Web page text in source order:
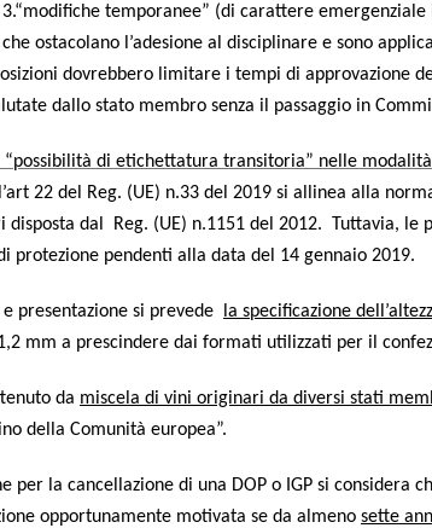
tem­po­ra­nee” (di carat­te­re
osta­co­la­no l’adesione al disci­pli­na­re e sono
dovreb­be­ro limi­ta­re i tem­pi di appro­va­zio­ne
dal­lo sta­to mem­bro sen­za il pas­sag­gio in
“pos­si­bi­li­tà di eti­chet­ta­tu­ra tran­si­to­ria” nel­le
22 del Reg. (UE) n.33 del 2019 si alli­nea alla
dal Reg. (UE) n.1151 del 2012. Tut­ta­via, le
pro­te­zio­ne pen­den­ti alla data del 14 gen­na­io 2019.
pre­sen­ta­zio­ne si pre­ve­de la spe­ci­fi­ca­zio­ne
mm a pre­scin­de­re dai for­ma­ti uti­liz­za­ti per il
da misce­la di vini ori­gi­na­ri da diver­si sta­ti
del­la Comu­ni­tà europea”.
per la can­cel­la­zio­ne di una DOP o IGP si
oppor­tu­na­men­te moti­va­ta se da alme­no set­te